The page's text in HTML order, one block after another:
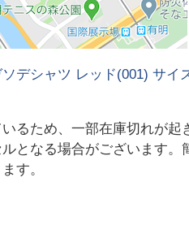
デシャツ レッド(001) サイ
るため、一部在庫切れが
となる場合がございます
す。